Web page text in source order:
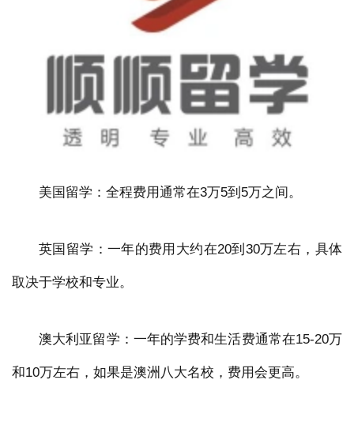
美国留学：全程费用通常在3万5到5万之间。
英国留学：一年的费用大约在20到30万左右，具体
取决于学校和专业。
澳大利亚留学：一年的学费和生活费通常在15-20万
和10万左右，如果是澳洲八大名校，费用会更高。